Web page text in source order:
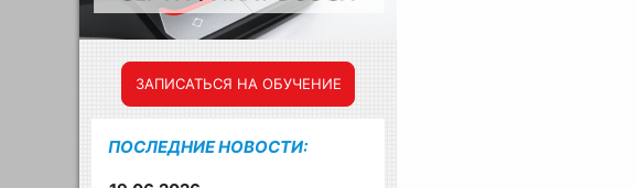
ЗАПИСАТЬСЯ НА ОБУЧЕНИЕ
ПОСЛЕДНИЕ НОВОСТИ: